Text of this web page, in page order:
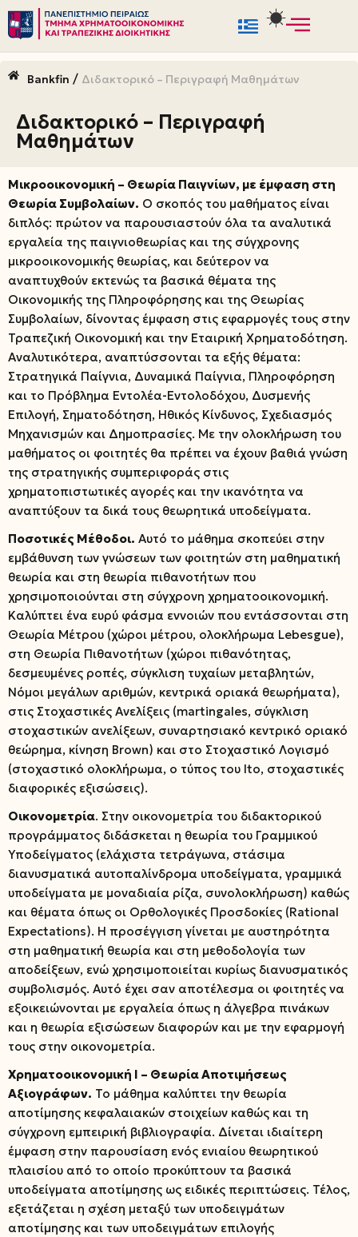
Μεταπηδήστε
περιεχόμενο
Bankfin / Διδακτορικό – Περιγραφή Μαθημάτων
Διδακτορικό – Περιγραφή
Μαθημάτων
Μικροοικονομική – Θεωρία Παιγνίων, με έμφαση στη
Θεωρία Συμβολαίων. Ο σκοπός του μαθήματος είναι
διπλός: πρώτον να παρουσιαστούν όλα τα αναλυτικά
εργαλεία της παιγνιοθεωρίας και της σύγχρονης
μικροοικονομικής θεωρίας, και δεύτερον να
αναπτυχθούν εκτενώς τα βασικά θέματα της
Οικονομικής της Πληροφόρησης και της Θεωρίας
Συμβολαίων, δίνοντας έμφαση στις εφαρμογές τους στην
Τραπεζική Οικονομική και την Εταιρική Χρηματοδότηση.
Αναλυτικότερα, αναπτύσσονται τα εξής θέματα:
Στρατηγικά Παίγνια, Δυναμικά Παίγνια, Πληροφόρηση
και το Πρόβλημα Εντολέα-Εντολοδόχου, Δυσμενής
Επιλογή, Σηματοδότηση, Ηθικός Κίνδυνος, Σχεδιασμός
Μηχανισμών και Δημοπρασίες. Με την ολοκλήρωση του
μαθήματος οι φοιτητές θα πρέπει να έχουν βαθιά γνώση
της στρατηγικής συμπεριφοράς στις
χρηματοπιστωτικές αγορές και την ικανότητα να
αναπτύξουν τα δικά τους θεωρητικά υποδείγματα.
Ποσοτικές Μέθοδοι. Αυτό το μάθημα σκοπεύει στην
εμβάθυνση των γνώσεων των φοιτητών στη μαθηματική
θεωρία και στη θεωρία πιθανοτήτων που
χρησιμοποιούνται στη σύγχρονη χρηματοοικονομική.
Καλύπτει ένα ευρύ φάσμα εννοιών που εντάσσονται στη
Θεωρία Μέτρου (χώροι μέτρου, ολοκλήρωμα Lebesgue),
στη Θεωρία Πιθανοτήτων (χώροι πιθανότητας,
δεσμευμένες ροπές, σύγκλιση τυχαίων μεταβλητών,
Νόμοι μεγάλων αριθμών, κεντρικά οριακά θεωρήματα),
στις Στοχαστικές Ανελίξεις (martingales, σύγκλιση
στοχαστικών ανελίξεων, συναρτησιακό κεντρικό οριακό
θεώρημα, κίνηση Brown) και στο Στοχαστικό Λογισμό
(στοχαστικό ολοκλήρωμα, ο τύπος του Ito, στοχαστικές
διαφορικές εξισώσεις).
Οικονομετρία. Στην οικονομετρία του διδακτορικού
προγράμματος διδάσκεται η θεωρία του Γραμμικού
Υποδείγματος (ελάχιστα τετράγωνα, στάσιμα
διανυσματικά αυτοπαλίνδρομα υποδείγματα, γραμμικά
υποδείγματα με μοναδιαία ρίζα, συνολοκλήρωση) καθώς
και θέματα όπως οι Ορθολογικές Προσδοκίες (Rational
Expectations). Η προσέγγιση γίνεται με αυστηρότητα
στη μαθηματική θεωρία και στη μεθοδολογία των
αποδείξεων, ενώ χρησιμοποιείται κυρίως διανυσματικός
συμβολισμός. Αυτό έχει σαν αποτέλεσμα οι φοιτητές να
εξοικειώνονται με εργαλεία όπως η άλγεβρα πινάκων
και η θεωρία εξισώσεων διαφορών και με την εφαρμογή
τους στην οικονομετρία.
Χρηματοοικονομική Ι – Θεωρία Αποτιμήσεως
Αξιογράφων. Το μάθημα καλύπτει την θεωρία
αποτίμησης κεφαλαιακών στοιχείων καθώς και τη
σύγχρονη εμπειρική βιβλιογραφία. Δίνεται ιδιαίτερη
έμφαση στην παρουσίαση ενός ενιαίου θεωρητικού
πλαισίου από το οποίο προκύπτουν τα βασικά
υποδείγματα αποτίμησης ως ειδικές περιπτώσεις. Τέλος,
εξετάζεται η σχέση μεταξύ των υποδειγμάτων
αποτίμησης και των υποδειγμάτων επιλογής